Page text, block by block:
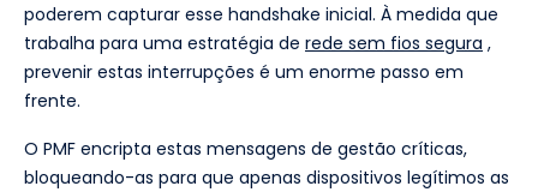
poderem capturar esse handshake inicial. À medida que
trabalha para uma estratégia de rede sem fios segura ,
prevenir estas interrupções é um enorme passo em
frente.
O PMF encripta estas mensagens de gestão críticas,
bloqueando-as para que apenas dispositivos legítimos as